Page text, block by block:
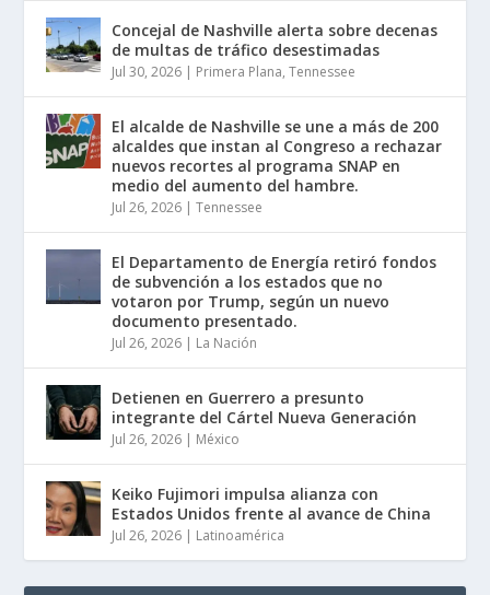
Concejal de Nashville alerta sobre decenas
de multas de tráfico desestimadas
Jul 30, 2026 | Primera Plana,Tennessee
El alcalde de Nashville se une a más de 200
alcaldes que instan al Congreso a rechazar
nuevos recortes al programa SNAP en
medio del aumento del hambre.
Jul 26, 2026 |Tennessee
El Departamento de Energía retiró fondos
de subvención a los estados que no
votaron por Trump, según un nuevo
documento presentado.
Jul 26, 2026 | La Nación
Detienen en Guerrero a presunto
integrante del Cártel Nueva Generación
Jul 26, 2026 | México
Keiko Fujimori impulsa alianza con
Estados Unidos frente al avance de China
Jul 26, 2026 | Latinoamérica